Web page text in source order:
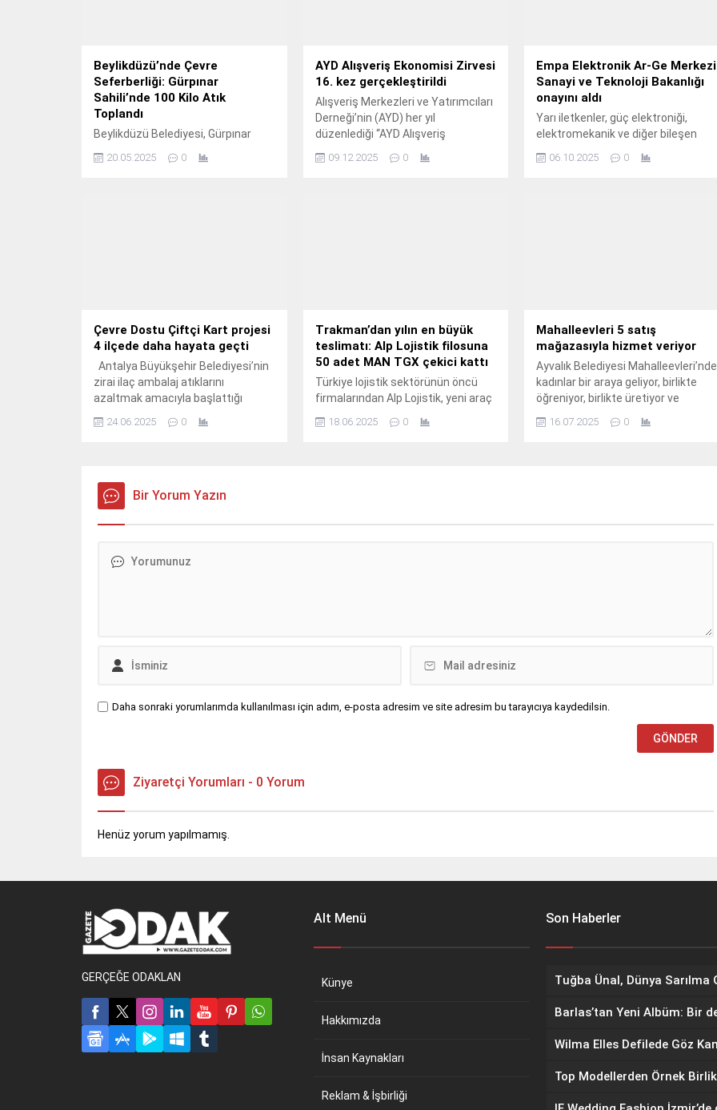
Beylikdüzü’nde Çevre
Seferberliği: Gürpınar
Sahili’nde 100 Kilo Atık
Toplandı
Beylikdüzü Belediyesi, Gürpınar
Sahili Dalyan Mevkii’nde, “Bir Avuç
Temizlik, Bir Umut Gelecek!”
20.05.2025 0
AYD Alışveriş Ekonomisi Zirvesi
16. kez gerçekleştirildi
Alışveriş Merkezleri ve Yatırımcıları
Derneği’nin (AYD) her yıl
düzenlediği “AYD Alışveriş
Ekonomisi Zirvesi”nin 16.
09.12.2025 0
Empa Elektronik Ar-Ge Merkezi
Sanayi ve Teknoloji Bakanlığı
onayını aldı
Yarı iletkenler, güç elektroniği,
elektromekanik ve diğer bileşen
çözümlerinden oluşan geniş bir
ürün yelpazesiyle 44 yıldır kapsamlı
06.10.2025 0
Çevre Dostu Çiftçi Kart projesi
4 ilçede daha hayata geçti
Antalya Büyükşehir Belediyesi’nin
zirai ilaç ambalaj atıklarını
azaltmak amacıyla başlattığı
Antalya’nın 4 ilçesi Alanya, Serik,
24.06.2025 0
Trakman’dan yılın en büyük
teslimatı: Alp Lojistik filosuna
50 adet MAN TGX çekici kattı
Türkiye lojistik sektörünün öncü
firmalarından Alp Lojistik, yeni araç
ve verimlilik performansıyla öne
18.06.2025 0
Mahalleevleri 5 satış
mağazasıyla hizmet veriyor
Ayvalık Belediyesi Mahalleevleri’nde
kadınlar bir araya geliyor, birlikte
öğreniyor, birlikte üretiyor ve
büyütüyor.
16.07.2025 0
Bir Yorum Yazın
Daha sonraki yorumlarımda kullanılması için adım, e-posta adresim ve site adresim bu tarayıcıya kaydedilsin.
Ziyaretçi Yorumları - 0 Yorum
Henüz yorum yapılmamış.
GERÇEĞE ODAKLAN
Alt Menü
Künye
Hakkımızda
İnsan Kaynakları
Reklam & İşbirliği
Son Haberler
Barlas’tan Yeni Albüm: Bir
Top Modellerden Örnek